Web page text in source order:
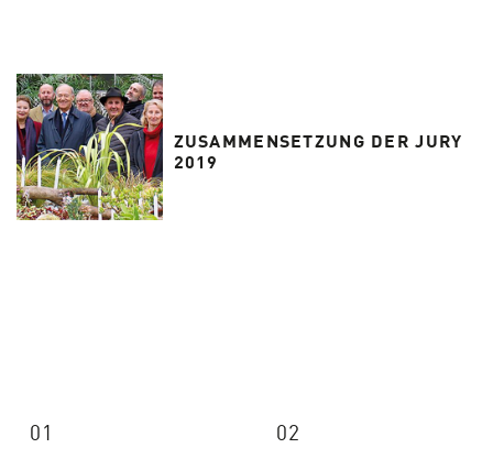
ZUSAMMENSETZUNG DER JURY
2019
01 02